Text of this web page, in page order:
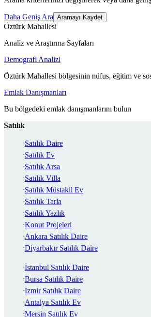
Daha Geniş Ara Aramayı Kaydet
Öztürk Mahallesi
Analiz ve Araştırma Sayfaları
Demografi Analizi
Öztürk Mahallesi bölgesinin nüfus, eğitim ve
Emlak Danışmanları
Bu bölgedeki emlak danışmanlarını bulun
Satılık
Satılık Daire
Satılık Ev
Satılık Arsa
Satılık Villa
Satılık Müstakil Ev
Satılık Tarla
Satılık Yazlık
Konut Projeleri
Ankara Satılık Daire
Diyarbakır Satılık Daire
İstanbul Satılık Daire
Bursa Satılık Daire
İzmir Satılık Daire
Antalya Satılık Ev
Mersin Satılık Ev